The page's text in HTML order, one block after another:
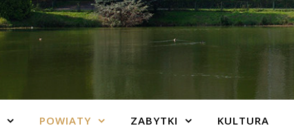
POWIATY ZABYTKI KULTURA